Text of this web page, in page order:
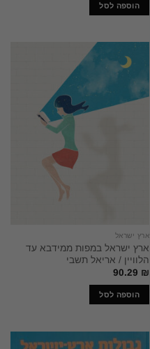
הוספה לסל
ארץ ישראל
ארץ ישראל במפות ממידבא עד
הלוויין / אריאל תשבי
90.29 ₪
הוספה לסל